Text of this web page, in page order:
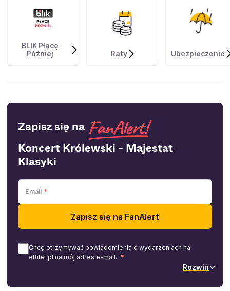
BLIK Płacę
Później
Raty Ubezpieczenie
Zapisz się na
Koncert Królewski - Majestat
Klasyki
Email
Zapisz się na FanAlert
Chcę otrzymywać powiadomienia o wydarzeniach na
eBilet.pl na mój adres e-mail.
Rozwiń